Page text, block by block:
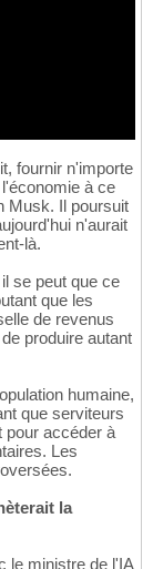
fournir n'importe
à ce
Musk. Il poursuit
n'aurait
là.
se peut que ce
que les
de revenus
produire autant
humaine,
que serviteurs
pour accéder à
Les
la
le ministre de l'IA